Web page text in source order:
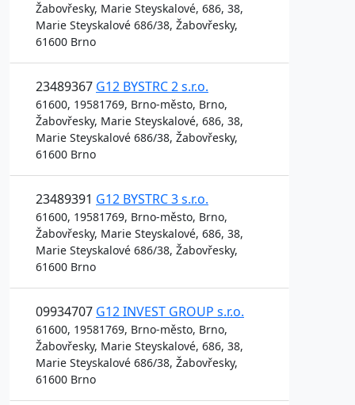
Žabovřesky, Marie Steyskalové, 686, 38,
Marie Steyskalové 686/38, Žabovřesky,
61600 Brno
23489367 G12 BYSTRC 2 s.r.o.
61600, 19581769, Brno-město, Brno,
Žabovřesky, Marie Steyskalové, 686, 38,
Marie Steyskalové 686/38, Žabovřesky,
61600 Brno
23489391 G12 BYSTRC 3 s.r.o.
61600, 19581769, Brno-město, Brno,
Žabovřesky, Marie Steyskalové, 686, 38,
Marie Steyskalové 686/38, Žabovřesky,
61600 Brno
09934707 G12 INVEST GROUP s.r.o.
61600, 19581769, Brno-město, Brno,
Žabovřesky, Marie Steyskalové, 686, 38,
Marie Steyskalové 686/38, Žabovřesky,
61600 Brno